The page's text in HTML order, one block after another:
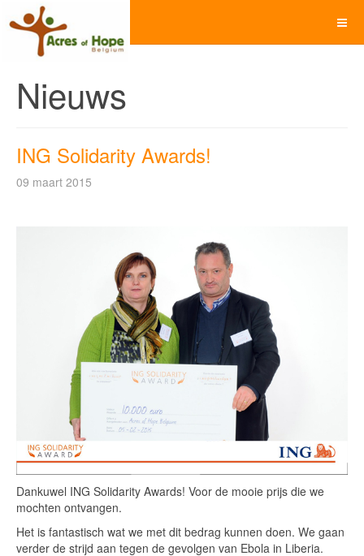
Nieuws
ING Solidarity Awards!
09 maart 2015
Dankuwel ING Solidarity Awards! Voor de mooie prijs die we
mochten ontvangen.
Het is fantastisch wat we met dit bedrag kunnen doen. We gaan
verder de strijd aan tegen de gevolgen van Ebola in Liberia.